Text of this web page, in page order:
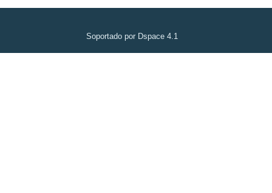
Soportado por Dspace 4.1